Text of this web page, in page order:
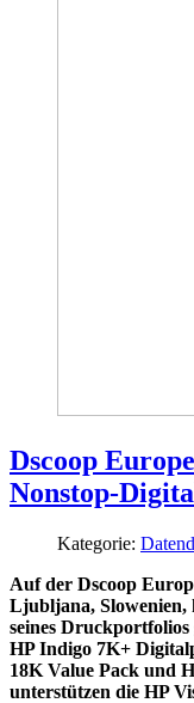
Dscoop
Nonstop-
Kategorie:
Auf der Dscoop
Ljubljana, Slowenien,
seines
HP Indigo 7K+
18K Value Pack und
unterstützen die HP